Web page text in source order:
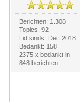
Berichten: 1.308
Topics: 92
Lid sinds: Dec 2018
Bedankt: 158
2375 x bedankt in
848 berichten